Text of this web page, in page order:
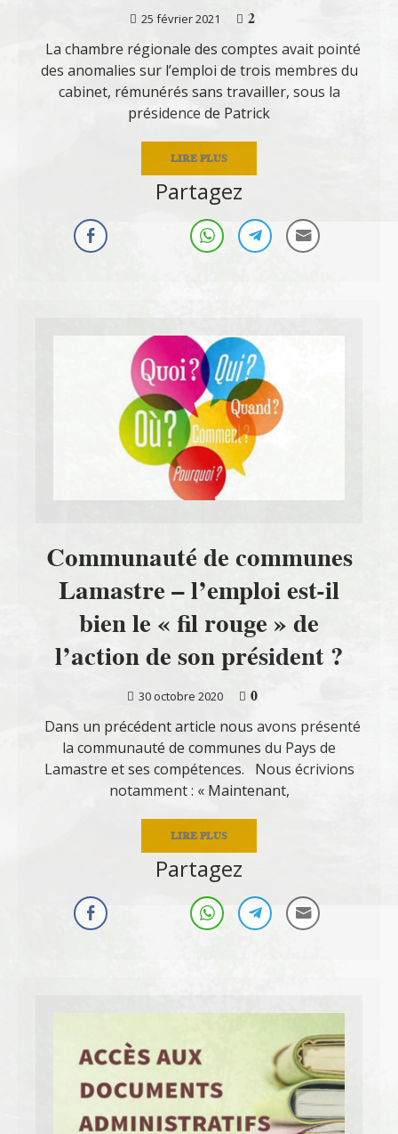
25 février 2021
2
La chambre régionale des comptes avait pointé
des anomalies sur l’emploi de trois membres du
cabinet, rémunérés sans travailler, sous la
présidence de Patrick
LIRE PLUS
Partagez
Communauté de communes
Lamastre – l’emploi est-il
bien le « fil rouge » de
l’action de son président ?
30 octobre 2020
0
Dans un précédent article nous avons présenté
la communauté de communes du Pays de
Lamastre et ses compétences. Nous écrivions
notamment : « Maintenant,
LIRE PLUS
Partagez